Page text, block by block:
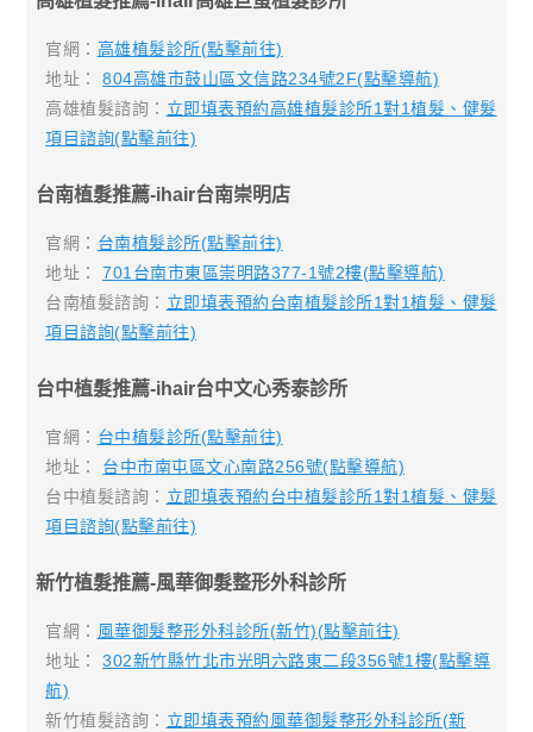
官網： 高雄植髮診所(點擊前往)
地址：804高雄市鼓山區文信路234號2F(點擊導航)
高雄植髮諮詢： 立即填表預約高雄植髮診所1對1植髮、健髮
項目諮詢(點擊前往)
台南植髮推薦-ihair台南崇明店
官網： 台南植髮診所(點擊前往)
地址：701台南市東區崇明路377-1號2樓(點擊導航)
台南植髮諮詢： 立即填表預約台南植髮診所1對1植髮、健髮
項目諮詢(點擊前往)
台中植髮推薦-ihair台中文心秀泰診所
官網： 台中植髮診所(點擊前往)
地址： 台中市南屯區文心南路256號(點擊導航)
台中植髮諮詢： 立即填表預約台中植髮診所1對1植髮、健髮
項目諮詢(點擊前往)
新竹植髮推薦-風華御髮整形外科診所
官網： 風華御髮整形外科診所(新竹)(點擊前往)
地址：302新竹縣竹北市光明六路東二段356號1樓(點擊導
航)
新竹植髮諮詢： 立即填表預約風華御髮整形外科診所(新